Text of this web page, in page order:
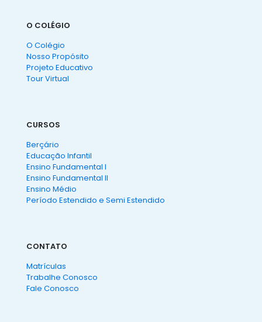
O COLÉGIO
O Colégio
Nosso Propósito
Projeto Educativo
Tour Virtual
CURSOS
Berçário
Educação Infantil
Ensino Fundamental I
Ensino Fundamental II
Ensino Médio
Período Estendido e Semi Estendido
CONTATO
Matrículas
Trabalhe Conosco
Fale Conosco